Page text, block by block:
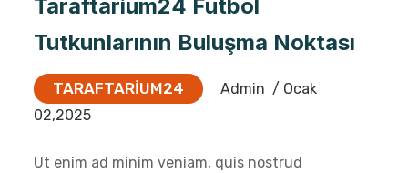
Taraftarium24 Futbol
Tutkunlarının Buluşma Noktası
TARAFTARIUM24 Admin / Ocak
02,2025
Ut enim ad minim veniam, quis nostrud